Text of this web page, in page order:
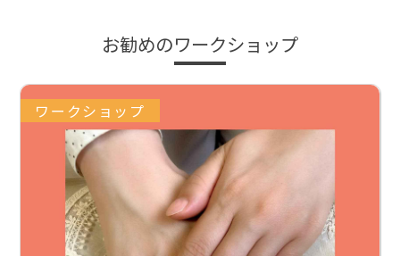
お勧めのワークショップ
ワークショップ